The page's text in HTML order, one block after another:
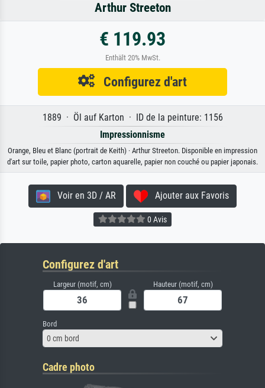
Arthur Streeton
€ 119.93
Enthält 20% MwSt.
Configurez d'art
1889 · Öl auf Karton · ID de la peinture: 1156
Impressionnisme
Orange, Bleu et Blanc (portrait de Keith) · Arthur Streeton. Disponible en impression
d'art sur toile, papier photo, carton aquarelle, papier non couché ou papier japonais.
Voir en 3D / AR Ajouter aux Favoris
0 Avis
Configurez d'art
Largeur (motif, cm) Hauteur (motif, cm)
Bord
0 cm bord
Cadre photo